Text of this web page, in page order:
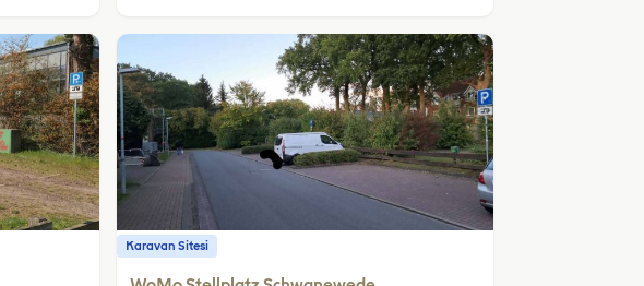
Karavan Sitesi